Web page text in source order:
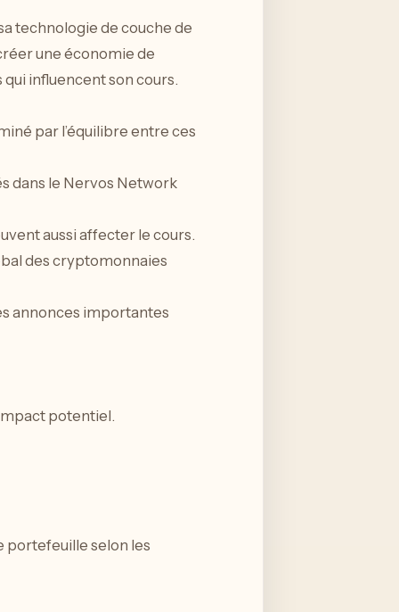
technologie de couche de
une économie de
influencent son cours.
par l’équilibre entre ces
dans le Nervos Network
aussi affecter le cours.
des cryptomonnaies
annonces importantes
potentiel.
portefeuille selon les